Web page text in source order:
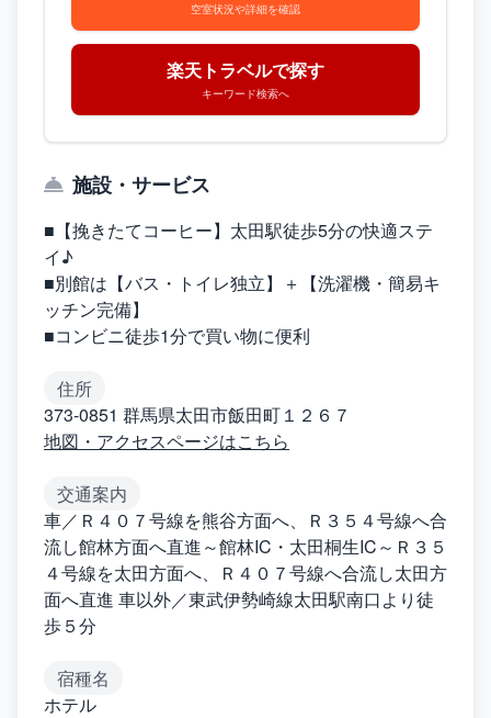
空室状況や詳細を確認
楽天トラベルで探す
キーワード検索へ
施設・サービス
■【挽きたてコーヒー】太田駅徒歩5分の快適ステ
イ♪
■別館は【バス・トイレ独立】＋【洗濯機・簡易キ
ッチン完備】
■コンビニ徒歩1分で買い物に便利
住所
373-0851 群馬県太田市飯田町１２６７
地図・アクセスページはこちら
交通案内
車／Ｒ４０７号線を熊谷方面へ、Ｒ３５４号線へ合
流し館林方面へ直進～館林IC・太田桐生IC～Ｒ３５
４号線を太田方面へ、Ｒ４０７号線へ合流し太田方
面へ直進 車以外／東武伊勢崎線太田駅南口より徒
歩５分
宿種名
ホテル